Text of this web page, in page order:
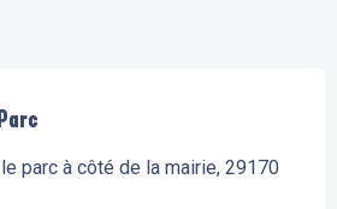
parc à côté de la mairie, 29170